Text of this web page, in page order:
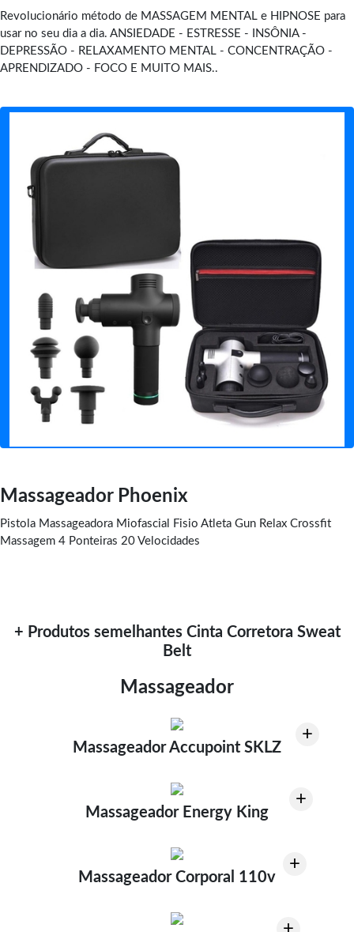
Revolucionário método de MASSAGEM MENTAL e HIPNOSE para
usar no seu dia a dia. ANSIEDADE - ESTRESSE - INSÔNIA -
DEPRESSÃO - RELAXAMENTO MENTAL - CONCENTRAÇÃO -
APRENDIZADO - FOCO E MUITO MAIS..
Massageador Phoenix
Pistola Massageadora Miofascial Fisio Atleta Gun Relax Crossfit
Massagem 4 Ponteiras 20 Velocidades
+ Produtos semelhantes Cinta Corretora Sweat
Belt
Massageador
+
Massageador Accupoint SKLZ
+
Massageador Energy King
+
Massageador Corporal 110v